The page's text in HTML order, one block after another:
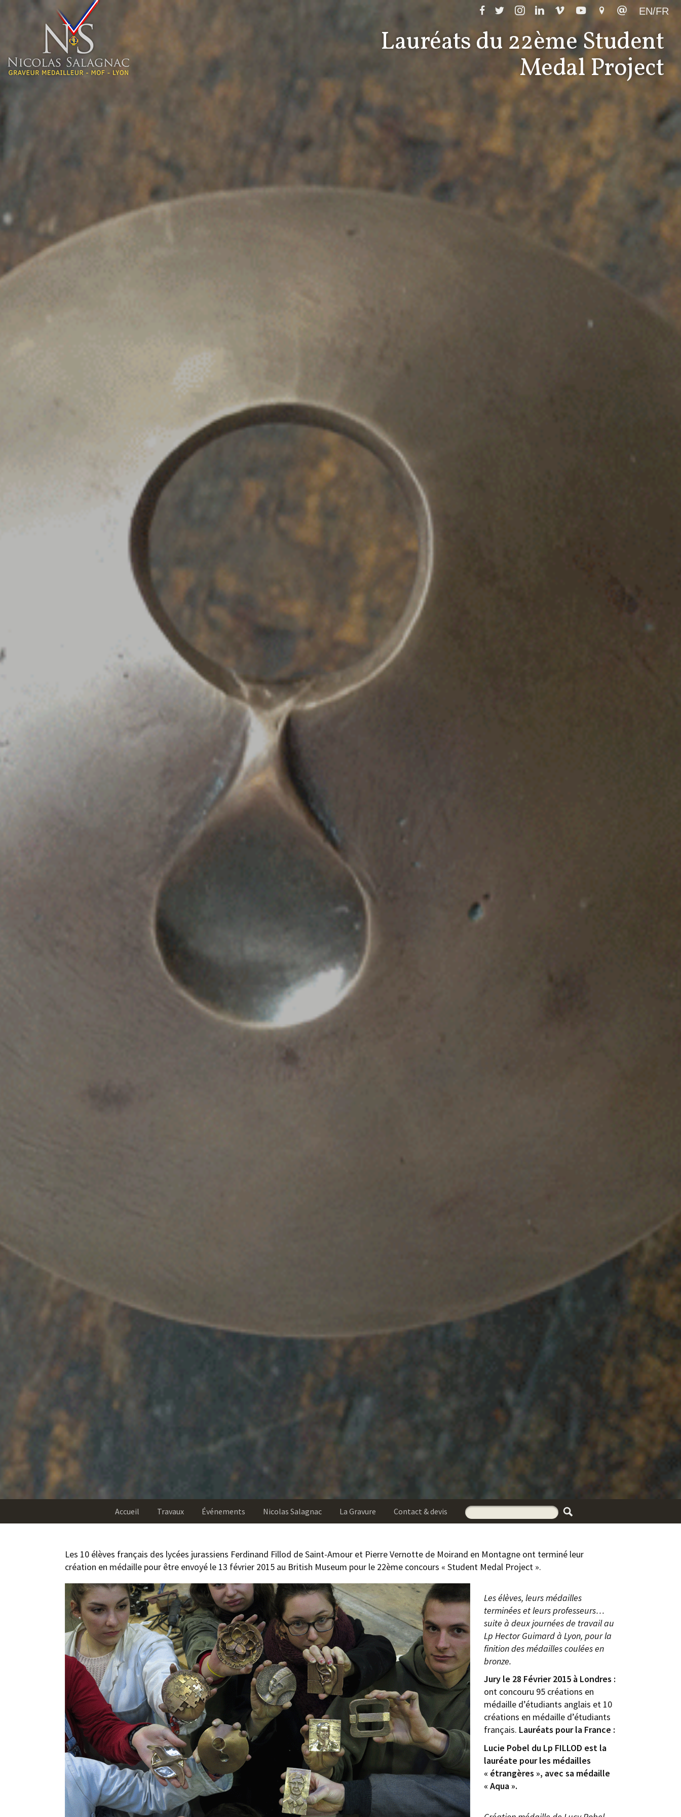
EN/FR
Accueil Travaux Événements Nicolas Salagnac La Gravure Contact & devis
Lauréats du 22ème Student
Medal Project
Les 10 élèves français des lycées jurassiens Ferdinand Fillod de Saint-Amour et Pierre Vernotte de Moirand en Montagne ont terminé leur
création en médaille pour être envoyé le 13 février 2015 au British Museum pour le 22ème concours « Student Medal Project ».
Les élèves, leurs médailles
terminées et leurs professeurs…
suite à deux journées de travail au
Lp Hector Guimard à Lyon, pour la
finition des médailles coulées en
bronze.
Jury le 28 Février 2015 à Londres :
ont concouru 95 créations en
médaille d’étudiants anglais et 10
créations en médaille d’étudiants
français. Lauréats pour la France :
Lucie Pobel du Lp FILLOD est la
lauréate pour les médailles
« étrangères », avec sa médaille
« Aqua ».